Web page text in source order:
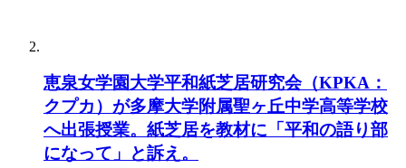
恵泉女学園大学平和紙芝居研究会（KPKA：
クプカ）が多摩大学附属聖ヶ丘中学高等学校
へ出張授業。紙芝居を教材に「平和の語り部
になって」と訴え。